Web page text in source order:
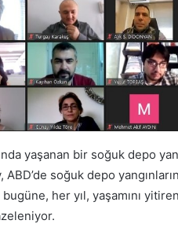
yaşanan bir soğuk depo
ABD’de soğuk depo
her yıl, yaşamını